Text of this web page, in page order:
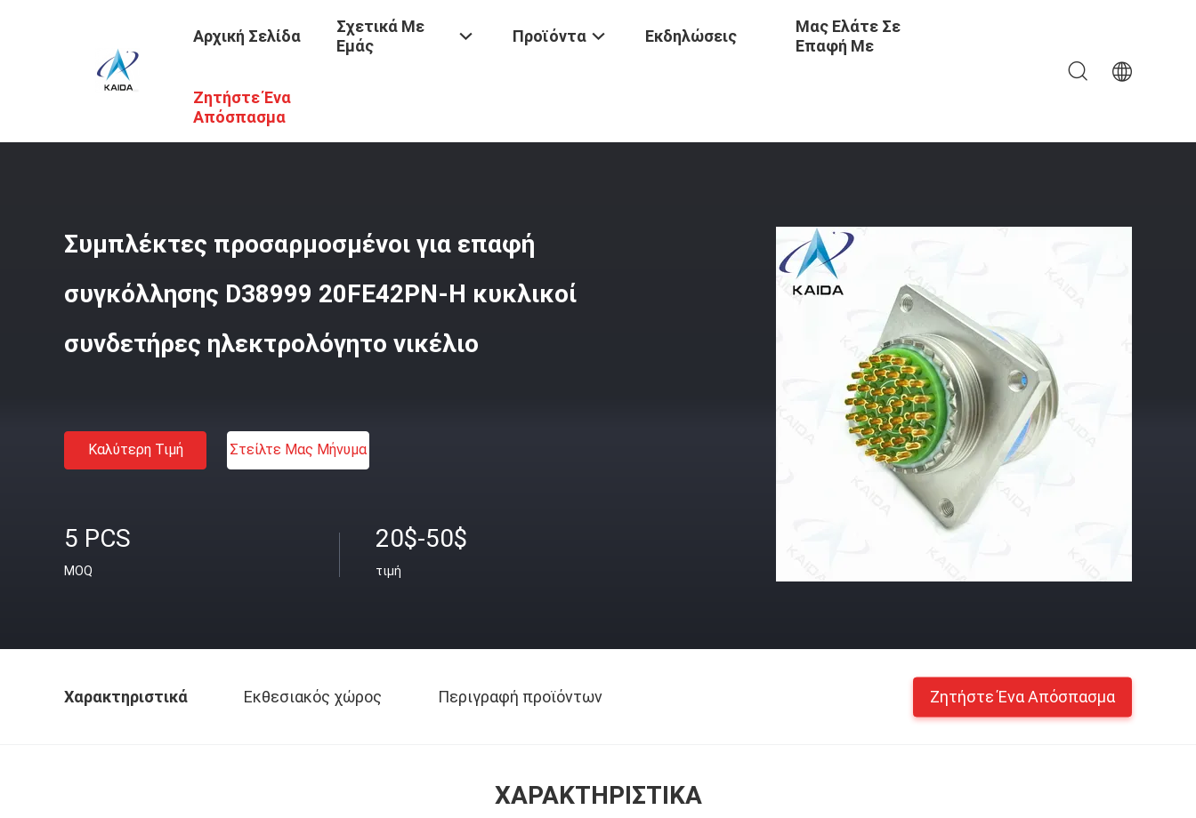
Αρχική Σελίδα
Σχετικά Με
Εμάς
Προϊόντα Εκδηλώσεις
Μας Ελάτε Σε
Επαφή Με
Ζητήστε Ένα
Απόσπασμα
Προϊόντα / Συνδετήρες Συνήθειας
Συμπλέκτες προσαρμοσμένοι για επαφή
συγκόλλησης D38999 20FE42PN-H κυκλικοί
συνδετήρες ηλεκτρολόγητο νικέλιο
Καλύτερη Τιμή Στείλτε Μας Μήνυμα
5 PCS
MOQ
20$-50$
τιμή
Χαρακτηριστικά Εκθεσιακός χώρος Περιγραφή προϊόντων Ζητήστε Ένα Απόσπασμα
ΧΑΡΑΚΤΗΡΙΣΤΙΚΆ